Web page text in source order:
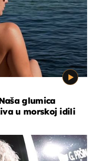
glumica
u morskoj idili